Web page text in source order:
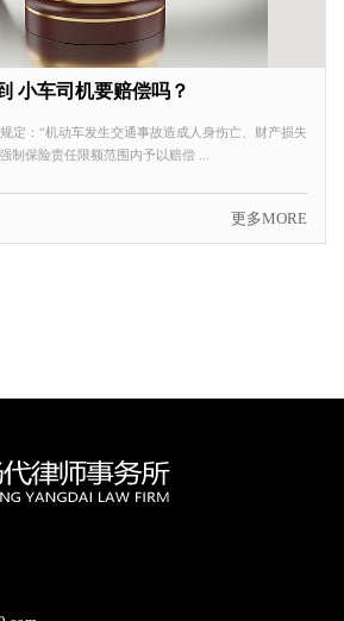
小车司机要赔偿吗？
定：“机动车发生交通事故造成人身伤亡、财产损失
制保险责任限额范围内予以赔偿 ...
更多MORE